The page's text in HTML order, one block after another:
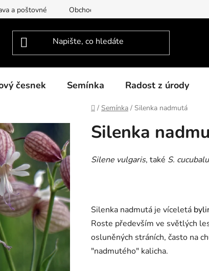
a poštovné Obchodní podmínky Podmínky
česnek Semínka Radost z úrody
Domů
/ Semínka / Silenka nadmutá
Silenka
Silene vulgaris, také S.
Silenka nadmutá je víceletá
Roste především ve světlých
osluněných stráních, často na
"nadmutého" kalicha.